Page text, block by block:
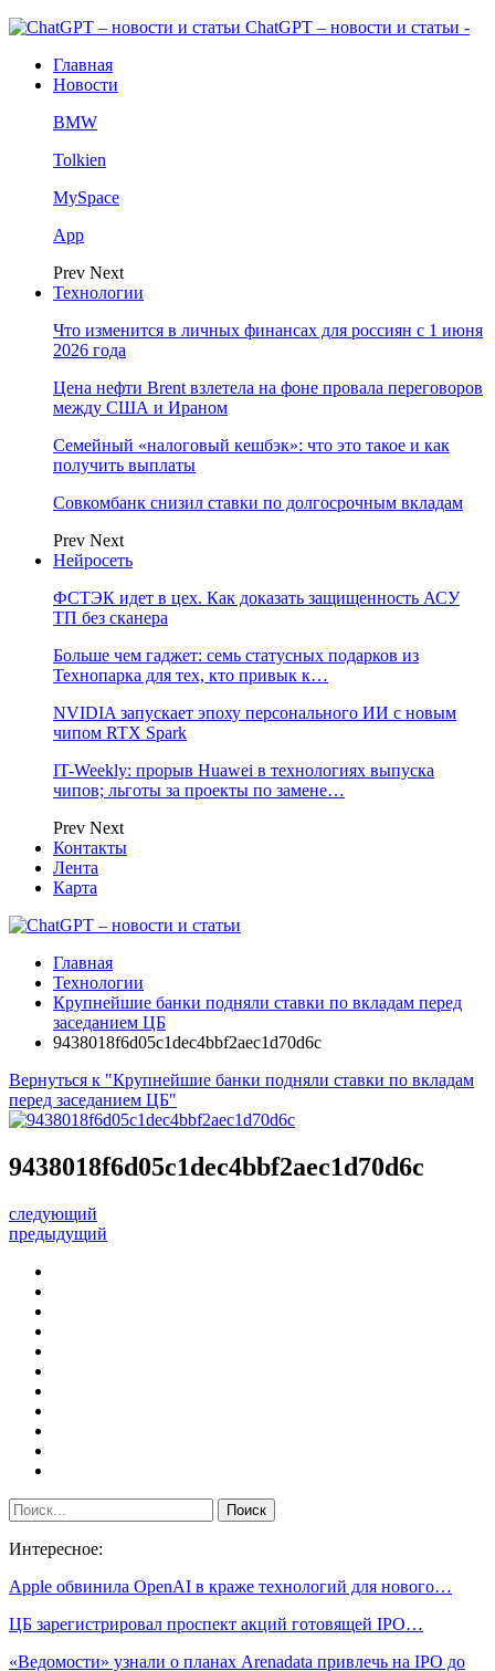
ChatGPT – новости и статьи -
Главная
Новости
BMW
Tolkien
MySpace
App
Prev Next
Технологии
Что изменится в личных финансах для россиян с 1 июня
2026 года
Цена нефти Brent взлетела на фоне провала переговоров
между США и Ираном
Семейный «налоговый кешбэк»: что это такое и как
получить выплаты
Совкомбанк снизил ставки по долгосрочным вкладам
Prev Next
Нейросеть
ФСТЭК идет в цех. Как доказать защищенность АСУ
ТП без сканера
Больше чем гаджет: семь статусных подарков из
Технопарка для тех, кто привык к…
NVIDIA запускает эпоху персонального ИИ с новым
чипом RTX Spark
IT-Weekly: прорыв Huawei в технологиях выпуска
чипов; льготы за проекты по замене…
Prev Next
Контакты
Лента
Карта
Главная
Технологии
Крупнейшие банки подняли ставки по вкладам перед
заседанием ЦБ
9438018f6d05c1dec4bbf2aec1d70d6c
Вернуться к "Крупнейшие банки подняли ставки по вкладам
перед заседанием ЦБ"
9438018f6d05c1dec4bbf2aec1d70d6c
следующий
предыдущий
Интересное:
Apple обвинила OpenAI в краже технологий для нового…
ЦБ зарегистрировал проспект акций готовящей IPO…
«Ведомости» узнали о планах Arenadata привлечь на IPO до